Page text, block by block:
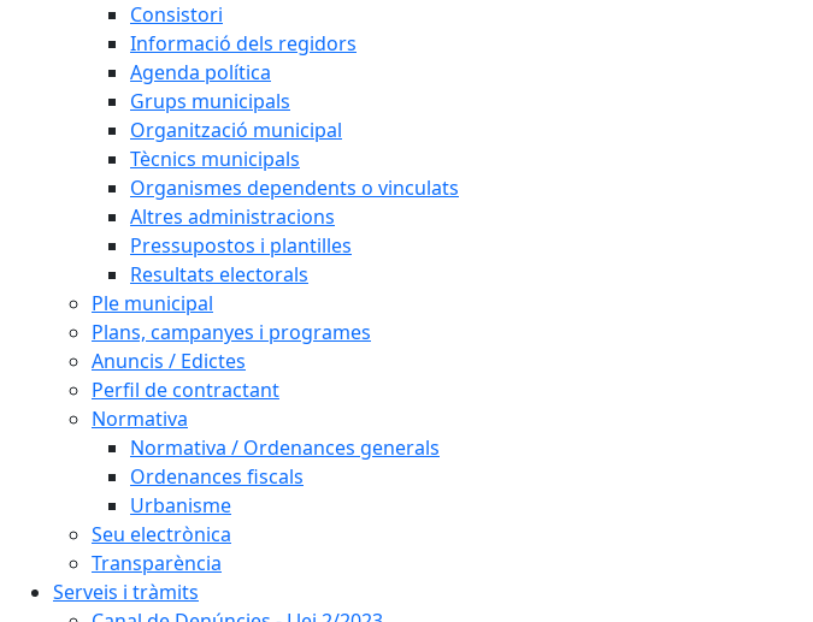
Consistori
Informació dels regidors
Agenda política
Grups municipals
Organització municipal
Tècnics municipals
Organismes dependents o vinculats
Altres administracions
Pressupostos i plantilles
Resultats electorals
Ple municipal
Plans, campanyes i programes
Anuncis / Edictes
Perfil de contractant
Normativa
Normativa / Ordenances generals
Ordenances fiscals
Urbanisme
Seu electrònica
Transparència
Serveis i tràmits